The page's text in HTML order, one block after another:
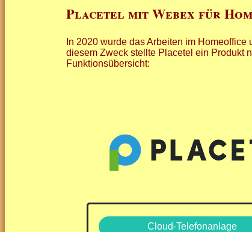
Placetel mit Webex für
In 2020 wurde das Arbeiten im
diesem Zweck stellte Placetel ein Produkt
Funktionsübersicht:
Cloud-Telefonanlage